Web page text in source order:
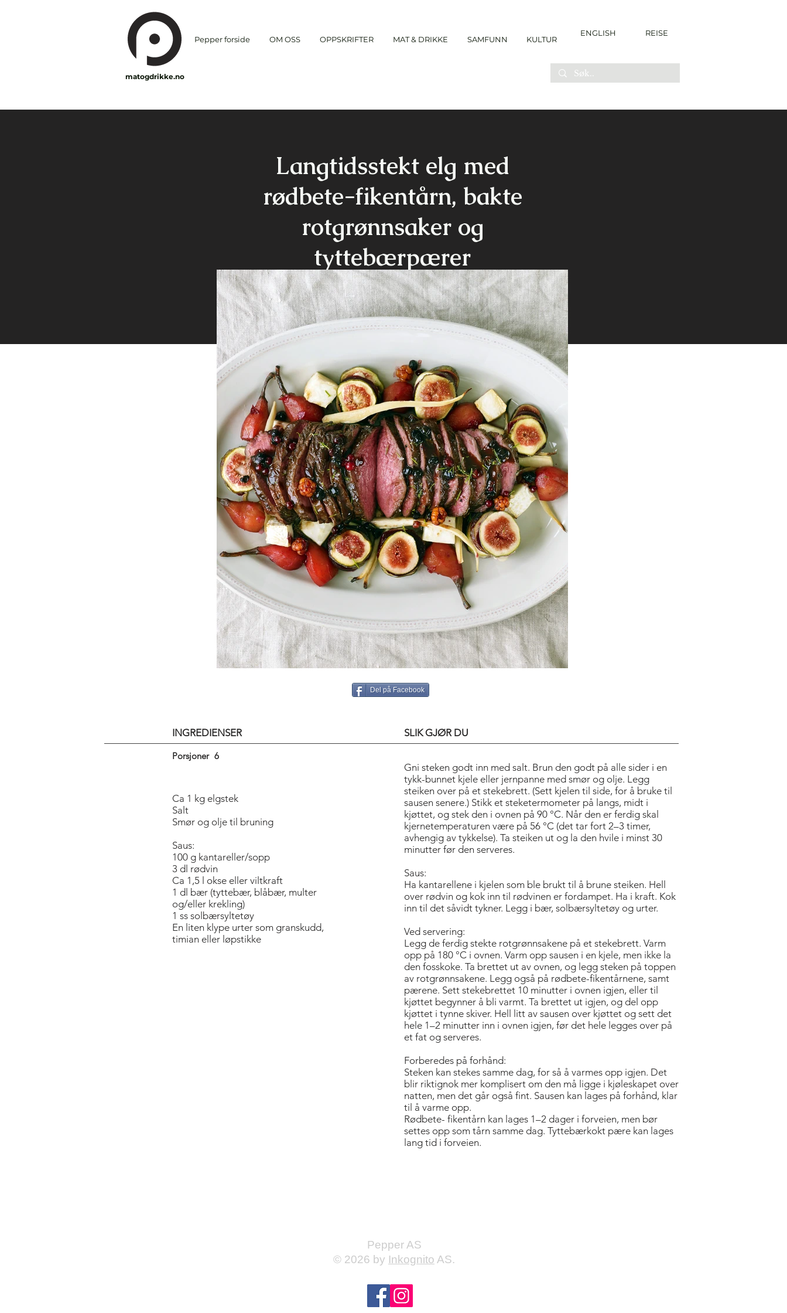
Pepper forside OM OSS OPPSKRIFTER MAT & DRIKKE SAMFUNN KULTUR
ENGLISH REISE
matogdrikke.no
Langtidsstekt elg med
rødbete-fikentårn, bakte
rotgrønnsaker og
tyttebær­pærer
Del på Facebook
INGREDIENSER SLIK GJØR DU
Porsjoner 6
Ca 1 kg elgstek
Salt
Smør og olje til bruning
Saus:
100 g kantareller/sopp
3 dl rødvin
Ca 1,5 l okse eller viltkraft
1 dl bær (tyttebær, blåbær, multer
og/eller krekling)
1 ss solbærsyltetøy
En liten klype urter som granskudd,
timian eller løpstikke
Gni steken godt inn med salt. Brun den godt på alle sider i en
tykk-bunnet kjele eller jernpanne med smør og olje. Legg
steiken over på et stekebrett. (Sett kjelen til side, for å bruke til
sausen senere.) Stikk et steketermometer på langs, midt i
kjøttet, og stek den i ovnen på 90 °C. Når den er ferdig skal
kjernetemperaturen være på 56 °C (det tar fort 2–3 timer,
avhengig av tykkelse). Ta steiken ut og la den hvile i minst 30
minutter før den serveres.
Saus:
Ha kantarellene i kjelen som ble brukt til å brune steiken. Hell
over rødvin og kok inn til rødvinen er fordampet. Ha i kraft. Kok
inn til det såvidt tykner. Legg i bær, solbærsyltetøy og urter.
Ved servering:
Legg de ferdig stekte rotgrønnsakene på et stekebrett. Varm
opp på 180 °C i ovnen. Varm opp sausen i en kjele, men ikke la
den fosskoke. Ta brettet ut av ovnen, og legg steken på toppen
av rotgrønnsakene. Legg også på rødbete-fikentårnene, samt
pærene. Sett stekebrettet 10 minutter i ovnen igjen, eller til
kjøttet begynner å bli varmt. Ta brettet ut igjen, og del opp
kjøttet i tynne skiver. Hell litt av sausen over kjøttet og sett det
hele 1–2 minutter inn i ovnen igjen, før det hele legges over på
et fat og serveres.
Forberedes på forhånd:
Steken kan stekes samme dag, for så å varmes opp igjen. Det
blir riktignok mer komplisert om den må ligge i kjøleskapet over
natten, men det går også fint. Sausen kan lages på forhånd, klar
til å varme opp.
Rødbete- fikentårn kan lages 1–2 dager i forveien, men bør
settes opp som tårn samme dag. Tyttebærkokt pære kan lages
lang tid i forveien.
Pepper AS
© 2026 by Inkognito AS.